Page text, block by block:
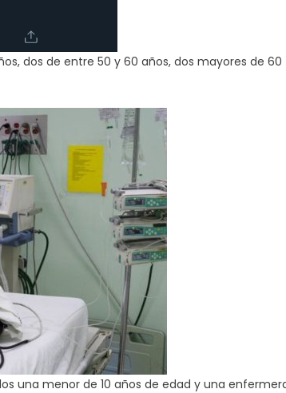
dos de entre 50 y 60 años, dos mayores de 60
una menor de 10 años de edad y una